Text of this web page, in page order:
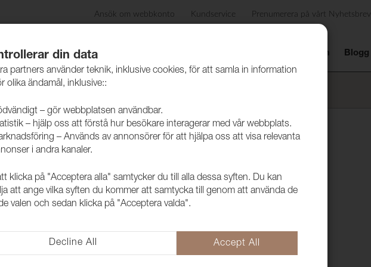
Ansök om webbkonto Kundservice Prenumerera på vårt Nyhetsbrev
Produkter Skötselråd Showroom Blogg
din data
partners använder teknik, inklusive cookies, för att samla in information
olika ändamål, inklusive::
– gör webbplatsen användbar.
– hjälp oss att förstå hur besökare interagerar med vår webbplats.
– Används av annonsörer för att hjälpa oss att visa relevanta
i andra kanaler.
klicka på "Acceptera alla" samtycker du till alla dessa syften. Du kan
att ange vilka syften du kommer att samtycka till genom att använda de
valen och sedan klicka på "Acceptera valda".
Decline All Accept All